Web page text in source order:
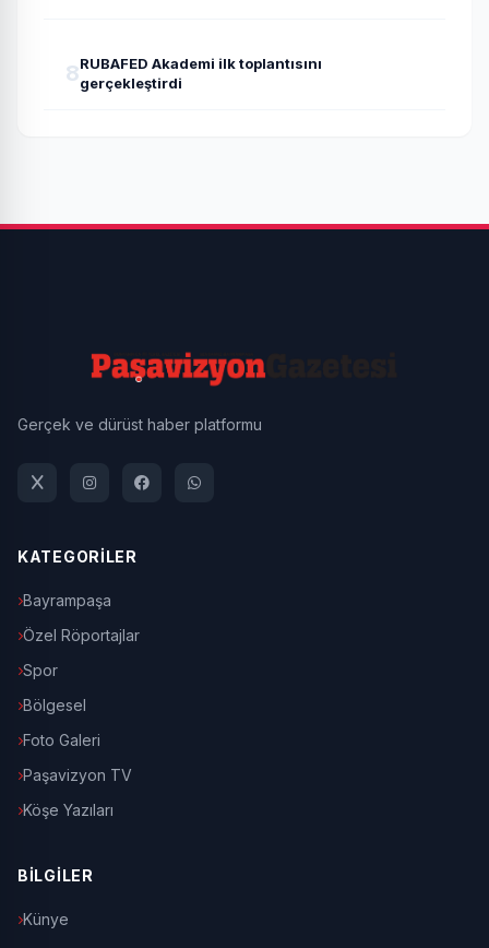
8RUBAFED Akademi ilk toplantısını
gerçekleştirdi
Gerçek ve dürüst haber platformu
KATEGORİLER
Bayrampaşa
Özel Röportajlar
Spor
Bölgesel
Foto Galeri
Paşavizyon TV
Köşe Yazıları
BİLGİLER
Künye